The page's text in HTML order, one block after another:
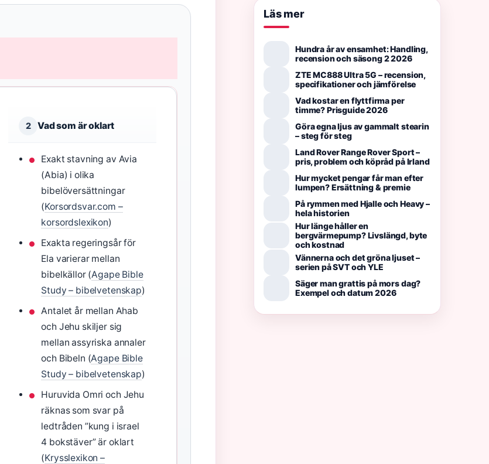
2 Vad som är oklart
Exakt stavning av Avia
(Abia) i olika
bibelöversättningar
(Korsordsvar.com –
korsordslexikon)
Exakta regeringsår för
Ela varierar mellan
bibelkällor (Agape Bible
Study – bibelvetenskap)
Antalet år mellan Ahab
och Jehu skiljer sig
mellan assyriska annaler
och Bibeln (Agape Bible
Study – bibelvetenskap)
Huruvida Omri och Jehu
räknas som svar på
ledtråden ”kung i israel
4 bokstäver” är oklart
(Krysslexikon –
Läs mer
Hundra år av ensamhet: Handling,
recension och säsong 2 2026
ZTE MC888 Ultra 5G – recension,
specifikationer och jämförelse
Vad kostar en flyttfirma per
timme? Prisguide 2026
Göra egna ljus av gammalt stearin
– steg för steg
Land Rover Range Rover Sport –
pris, problem och köpråd på Irland
Hur mycket pengar får man efter
lumpen? Ersättning & premie
På rymmen med Hjalle och Heavy –
hela historien
Hur länge håller en
bergvärmepump? Livslängd, byte
och kostnad
Vännerna och det gröna ljuset –
serien på SVT och YLE
Säger man grattis på mors dag?
Exempel och datum 2026